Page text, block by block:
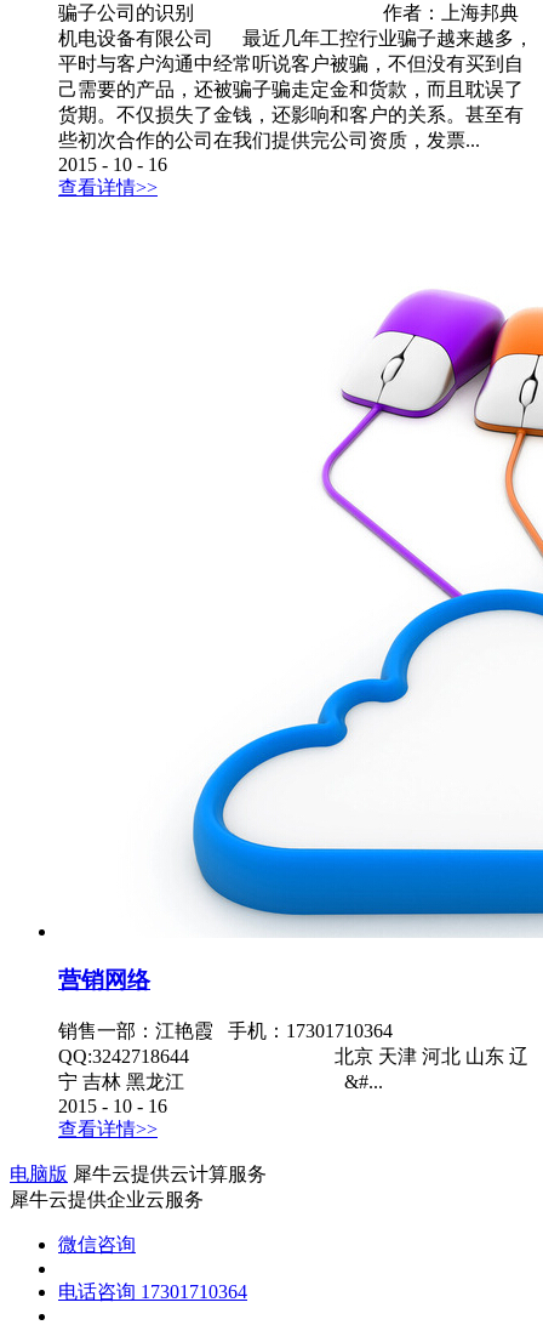
骗子公司的识别 作者：上海邦典
机电设备有限公司 最近几年工控行业骗子越来越多，
平时与客户沟通中经常听说客户被骗，不但没有买到自
己需要的产品，还被骗子骗走定金和货款，而且耽误了
货期。不仅损失了金钱，还影响和客户的关系。甚至有
些初次合作的公司在我们提供完公司资质，发票...
2015 - 10 - 16
查看详情>>
营销网络
销售一部：江艳霞 手机：17301710364
QQ:3242718644 北京 天津 河北 山东 辽
宁 吉林 黑龙江 &#...
2015 - 10 - 16
查看详情>>
电脑版 犀牛云提供云计算服务
犀牛云提供企业云服务
微信咨询
电话咨询 17301710364